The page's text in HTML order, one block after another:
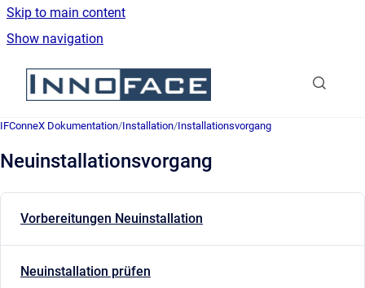
Skip to main content
Show navigation
Go to homepage
IFConneX Dokumentation/Installation/Installationsvorgang
Neuinstallationsvorgang
Vorbereitungen Neuinstallation
Neuinstallation prüfen